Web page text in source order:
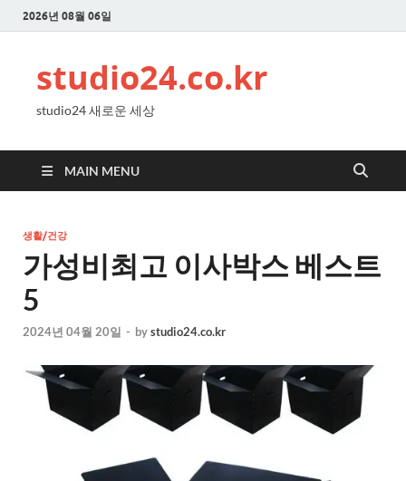
2026년 08월 06일
studio24.co.kr
studio24 새로운 세상
MAIN MENU
생활/건강
가성비최고 이사박스 베스트
5
2024년 04월 20일 - bystudio24.co.kr